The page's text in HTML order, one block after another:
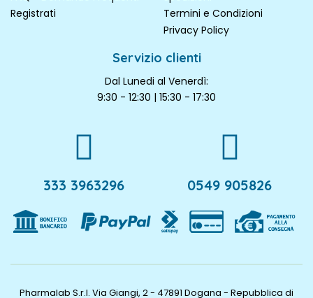
Registrati
Termini e Condizioni
Privacy Policy
Servizio clienti
Dal Lunedi al Venerdì:
9:30 - 12:30 | 15:30 - 17:30
333 3963296 0549 905826
Pharmalab S.r.l. Via Giangi, 2 - 47891 Dogana - Repubblica di